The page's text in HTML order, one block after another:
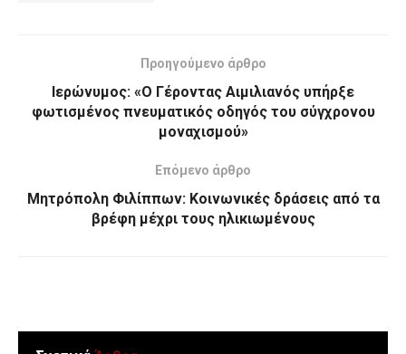
Προηγούμενο άρθρο
Ιερώνυμος: «Ο Γέροντας Αιμιλιανός υπήρξε
φωτισμένος πνευματικός οδηγός του σύγχρονου
μοναχισμού»
Επόμενο άρθρο
Μητρόπολη Φιλίππων: Κοινωνικές δράσεις από τα
βρέφη μέχρι τους ηλικιωμένους